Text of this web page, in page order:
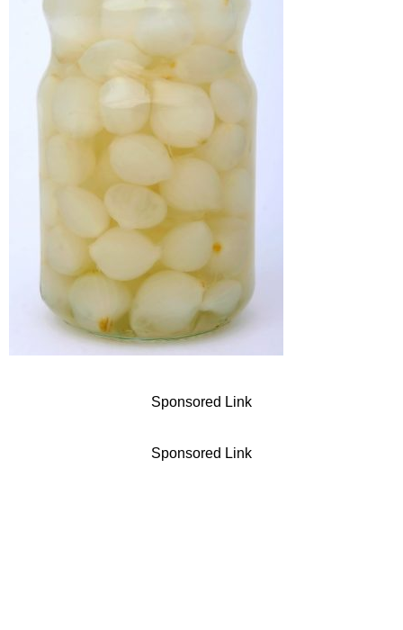
Sponsored Link
Sponsored Link